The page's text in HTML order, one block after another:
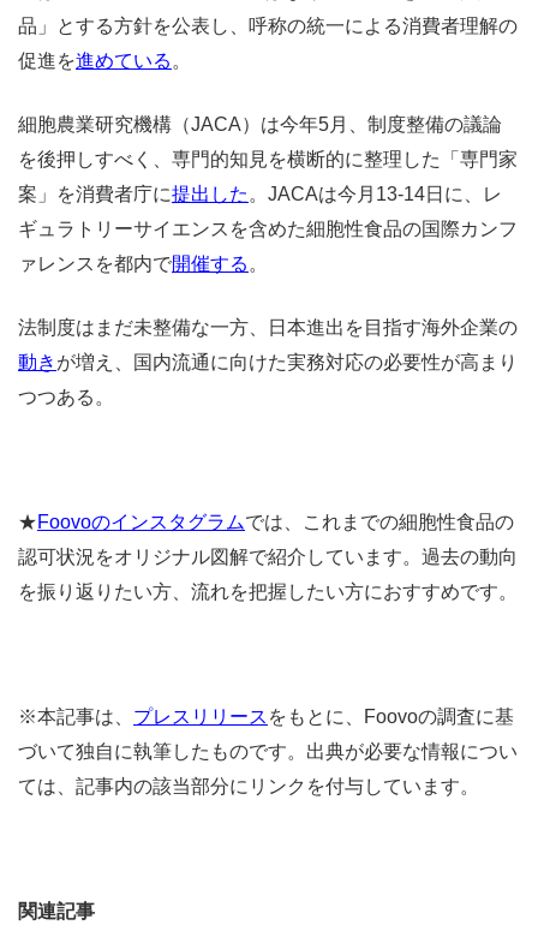
品」とする方針を公表し、呼称の統一による消費者理解の
促進を進めている 。
細胞農業研究機構（JACA）は今年5月、制度整備の議論
を後押しすべく、専門的知見を横断的に整理した「専門家
案」を消費者庁に提出した 。JACAは今月13-14日に、レ
ギュラトリーサイエンスを含めた細胞性食品の国際カンフ
ァレンスを都内で開催する 。
法制度はまだ未整備な一方、日本進出を目指す海外企業の
動き が増え、国内流通に向けた実務対応の必要性が高まり
つつある。
★Foovoのインスタグラムでは、これまでの細胞性食品の
認可状況をオリジナル図解で紹介しています。過去の動向
を振り返りたい方、流れを把握したい方におすすめです。
※本記事は、 プレスリリース をもとに、Foovoの調査に基
づいて独自に執筆したものです。出典が必要な情報につい
ては、記事内の該当部分にリンクを付与しています。
関連記事